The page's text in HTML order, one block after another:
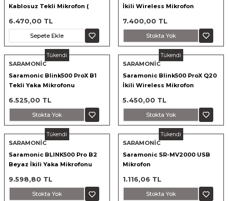
Kablosuz Tekli Mikrofon (
6.470,00 TL
Sepete Ekle
İkili Wireless Mikrofon
7.400,00 TL
Stokta Yok
Tükendi
SARAMONİC
Saramonic Blink500 ProX B1
Tekli Yaka Mikrofonu
6.525,00 TL
Stokta Yok
Tükendi
SARAMONİC
Saramonic Blink500 ProX Q20
İkili Wireless Mikrofon
5.450,00 TL
Stokta Yok
Tükendi
SARAMONİC
Saramonic BLINK500 Pro B2
Beyaz İkili Yaka Mikrofonu
9.598,80 TL
Stokta Yok
Tükendi
SARAMONİC
Saramonic SR-MV2000 USB
Mikrofon
1.116,06 TL
Stokta Yok